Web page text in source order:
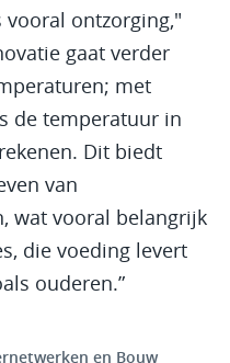
ontzorging,"
gaat verder
met
de temperatuur in
Dit biedt
van
wat vooral belangrijk
die voeding levert
ouderen.”
en Bouw